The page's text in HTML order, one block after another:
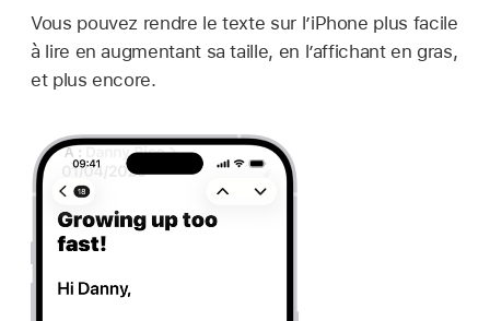
Vous pouvez rendre le texte sur l’iPhone plus facile
à lire en augmentant sa taille, en l’affichant en gras,
et plus encore.